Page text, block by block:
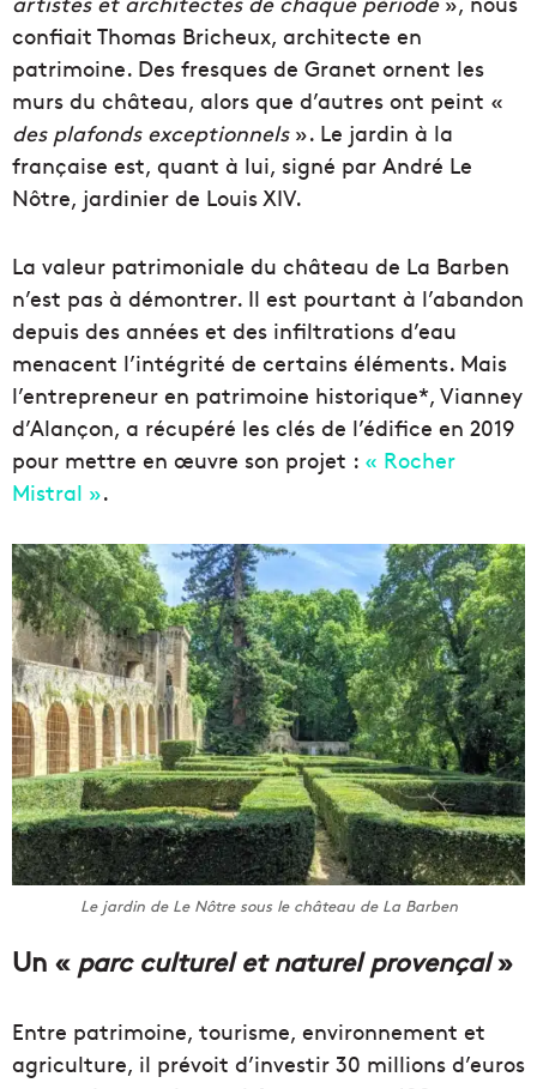
confiait Thomas Bricheux, architecte en
patrimoine. Des fresques de Granet ornent les
murs du château, alors que d’autres ont peint «
des plafonds exceptionnels». Le jardin à la
française est, quant à lui, signé par André Le
Nôtre, jardinier de Louis XIV.
La valeur patrimoniale du château de La Barben
n’est pas à démontrer. Il est pourtant à l’abandon
depuis des années et des infiltrations d’eau
menacent l’intégrité de certains éléments. Mais
l’entrepreneur en patrimoine historique*, Vianney
d’Alançon, a récupéré les clés de l’édifice en 2019
pour mettre en œuvre son projet : « Rocher
Mistral ».
Le jardin de Le Nôtre sous le château de La Barben
Un « parc culturel et naturel provençal»
Entre patrimoine, tourisme, environnement et
agriculture, il prévoit d’investir 30 millions d’euros